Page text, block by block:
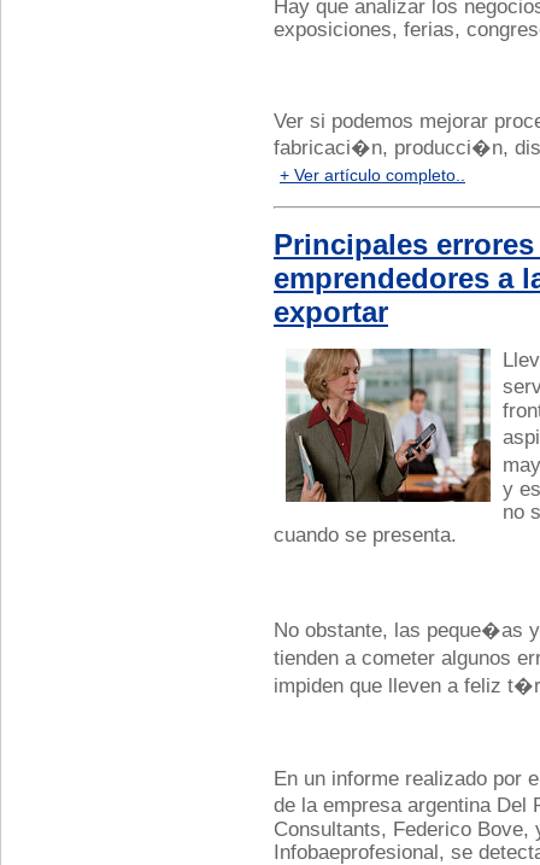
Hay que analizar los
exposiciones, ferias,
Ver si podemos mejorar
fabricaci�n, producci�n,
+ Ver artículo completo..
Principales
emprendedores a
exportar
y
no
cuando se presenta.
No obstante, las peque�as
tienden a cometer algunos
impiden que lleven a feliz
En un informe realizado por
de la empresa argentina
Consultants, Federico Bove,
Infobaeprofesional, se